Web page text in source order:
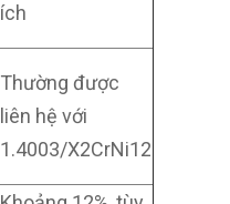
ích
Thường được
liên hệ với
1.4003/X2CrNi12